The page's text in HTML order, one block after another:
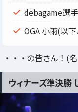
debagame選手
OGA 小雨(以
・・・の皆さん！(
ウィナーズ準決勝